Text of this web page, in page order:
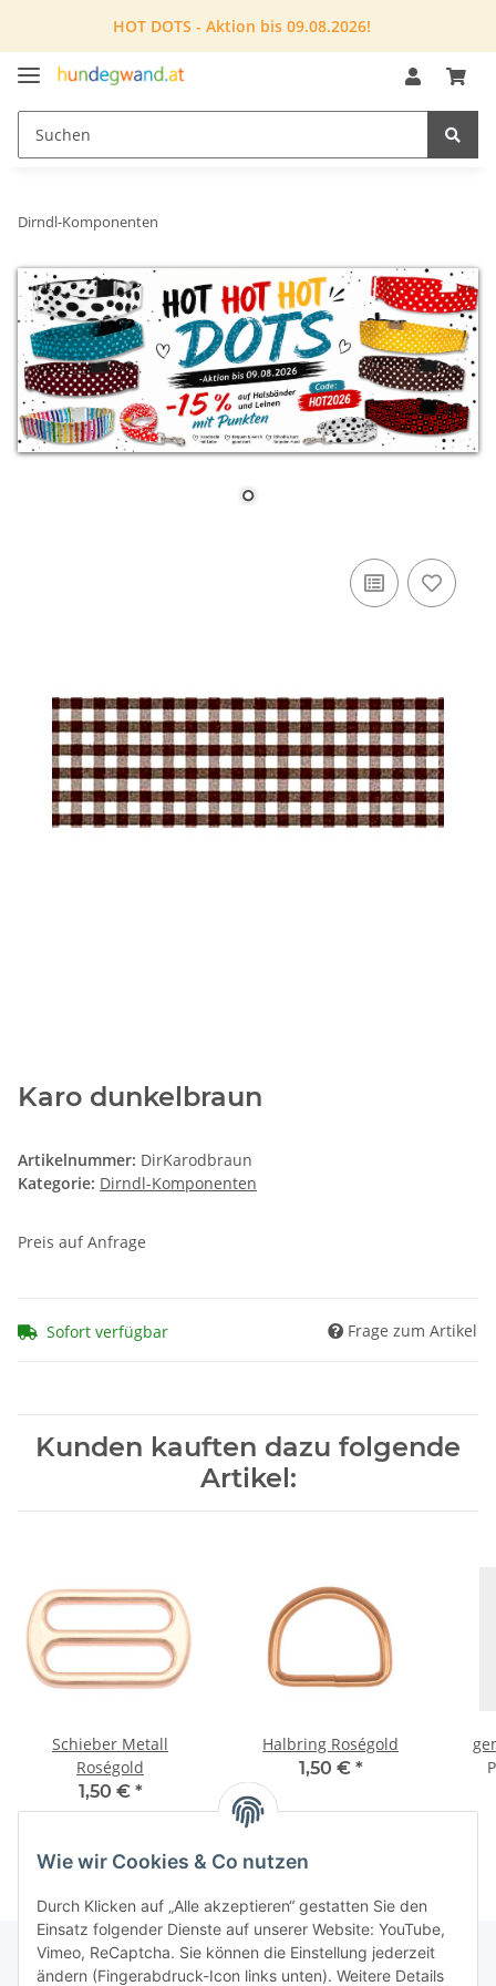
HOT DOTS - Aktion bis 09.08.2026!
Dirndl-Komponenten
Karo dunkelbraun
Artikelnummer: DirKarodbraun
Kategorie: Dirndl-Komponenten
Preis auf Anfrage
Sofort verfügbar Frage zum Artikel
Kunden kauften dazu folgende
Artikel:
Schieber Metall
Roségold
1,50 € *
Halbring Roségold
1,50 € *
Wie wir Cookies & Co nutzen
Durch Klicken auf „Alle akzeptieren“ gestatten Sie den
Einsatz folgender Dienste auf unserer Website: YouTube,
Vimeo, ReCaptcha. Sie können die Einstellung jederzeit
ändern (Fingerabdruck-Icon links unten). Weitere Details